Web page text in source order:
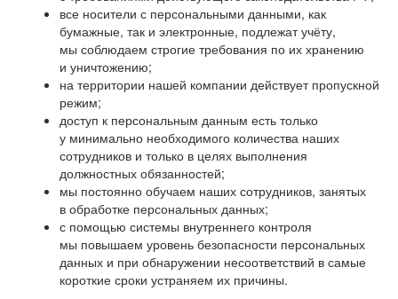
все носители с персональными данными, как
бумажные, так и электронные, подлежат учёту,
мы соблюдаем строгие требования по их хранению
и уничтожению;
на территории нашей компании действует пропускной
режим;
доступ к персональным данным есть только
у минимально необходимого количества наших
сотрудников и только в целях выполнения
должностных обязанностей;
мы постоянно обучаем наших сотрудников, занятых
в обработке персональных данных;
с помощью системы внутреннего контроля
мы повышаем уровень безопасности персональных
данных и при обнаружении несоответствий в самые
короткие сроки устраняем их причины.